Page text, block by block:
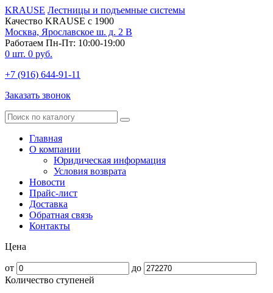
KRAUSE Лестницы и подъемные системы
Качество KRAUSE с 1900
Москва, Ярославское ш. д. 2 В
Работаем Пн-Пт: 10:00-19:00
0 шт. 0 руб.
+7 (916) 644-91-11
Заказать звонок
Главная
О компании
Юридическая информация
Условия возврата
Новости
Прайс-лист
Доставка
Обратная связь
Контакты
Цена
от
до
Количество ступеней